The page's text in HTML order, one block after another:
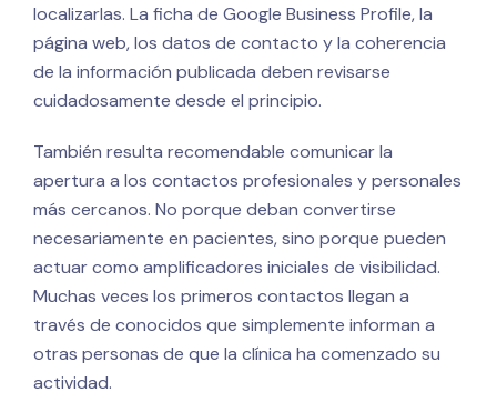
localizarlas. La ficha de Google Business Profile, la
página web, los datos de contacto y la coherencia
de la información publicada deben revisarse
cuidadosamente desde el principio.
También resulta recomendable comunicar la
apertura a los contactos profesionales y personales
más cercanos. No porque deban convertirse
necesariamente en pacientes, sino porque pueden
actuar como amplificadores iniciales de visibilidad.
Muchas veces los primeros contactos llegan a
través de conocidos que simplemente informan a
otras personas de que la clínica ha comenzado su
actividad.